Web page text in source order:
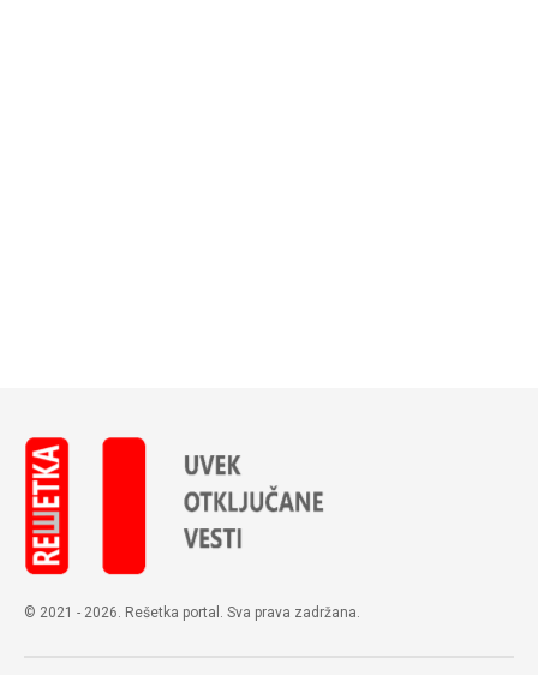
© 2021 - 2026. Rešetka portal. Sva prava zadržana.